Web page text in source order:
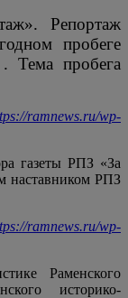
Репортаж
пробеге
Тема пробега
ramnews.ru/wp-
газеты РПЗ «За
наставником РПЗ
ramnews.ru/wp-
Раменского
историко-